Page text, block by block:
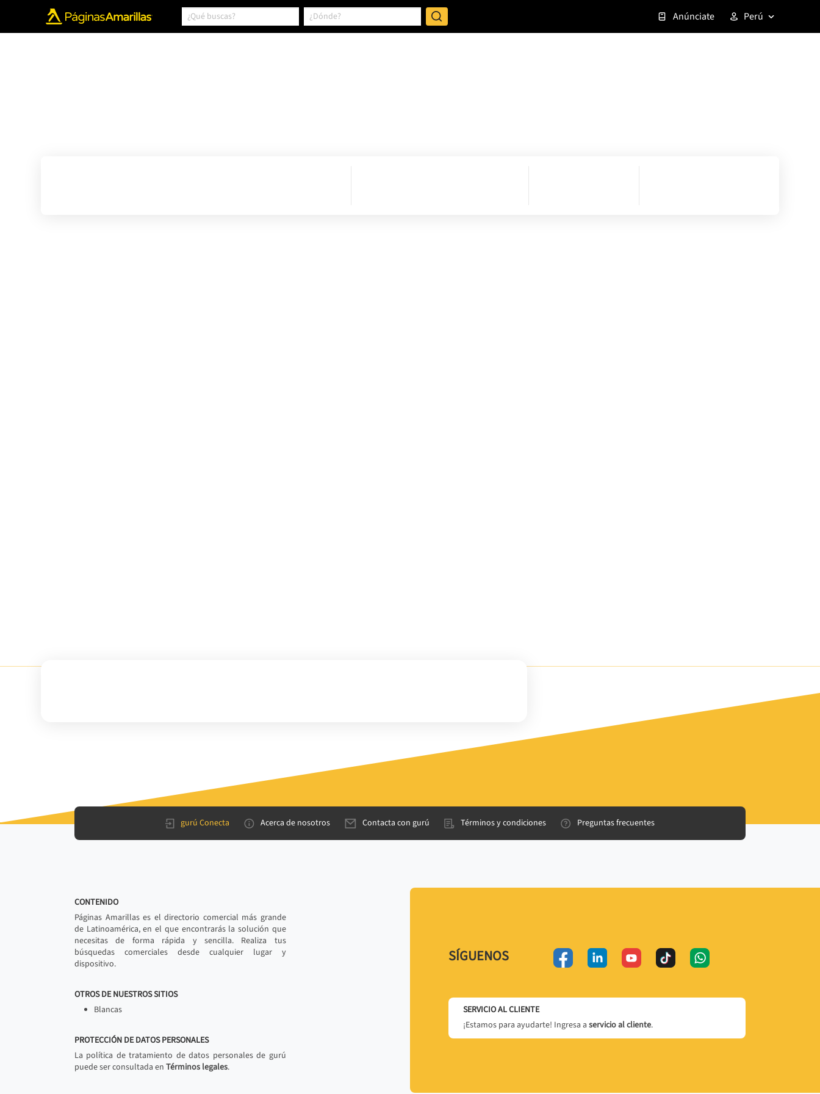
Anúnciate Perú
gurú Conecta Acerca de nosotros Contacta con gurú Términos y condiciones Preguntas frecuentes
CONTENIDO
Páginas Amarillas es el directorio comercial más grande
de Latinoamérica, en el que encontrarás la solución que
necesitas de forma rápida y sencilla. Realiza tus
búsquedas comerciales desde cualquier lugar y
dispositivo.
OTROS DE NUESTROS SITIOS
Blancas
PROTECCIÓN DE DATOS PERSONALES
La política de tratamiento de datos personales de gurú
puede ser consultada en Términos legales.
SÍGUENOS
SERVICIO AL CLIENTE
¡Estamos para ayudarte! Ingresa a servicio al cliente.